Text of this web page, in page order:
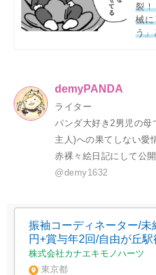
裂
械
う」
demyPANDA
ライター
パンダ大好き2男児の母
主人)への果てしない愛
赤裸々絵日記にして公
@demy1632
振袖コーディネーター/
円+賞与年2回/自由が丘
ティブで還元
株式会社カナエキモノハーツ
東京都